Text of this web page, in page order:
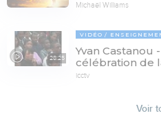
Michaël Williams
28:25
VIDÉO
Yvan Castanou
célébration de
icctv
Voir